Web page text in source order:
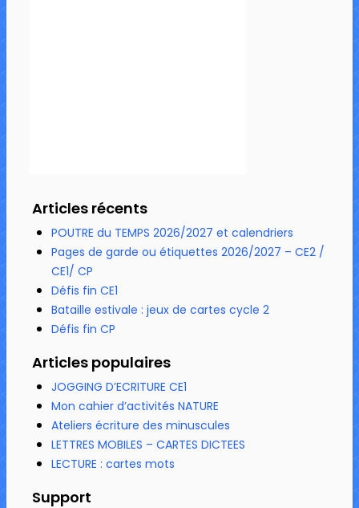
Articles récents
POUTRE du TEMPS 2026/2027 et calendriers
Pages de garde ou étiquettes 2026/2027 – CE2 /
CE1/ CP
Défis fin CE1
Bataille estivale : jeux de cartes cycle 2
Défis fin CP
Articles populaires
JOGGING D’ECRITURE CE1
Mon cahier d’activités NATURE
Ateliers écriture des minuscules
LETTRES MOBILES – CARTES DICTEES
LECTURE : cartes mots
Support